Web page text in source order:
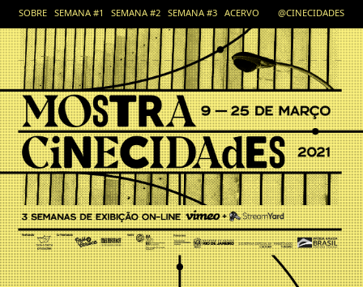
SOBRE SEMANA #1 SEMANA #2 SEMANA #3 ACERVO @CINECIDADES